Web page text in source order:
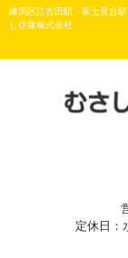
練馬区江古田駅・富士見
し住建株式会社
定休日：